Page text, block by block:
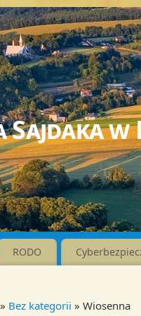
Sajdaka
RODO
» Bez kategorii » Wiosenna